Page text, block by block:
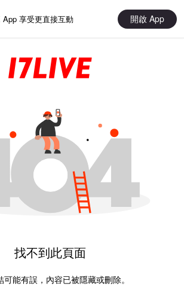
享受更直接互動 開啟 App
找不到此頁面
可能有誤，內容已被隱藏或刪除。